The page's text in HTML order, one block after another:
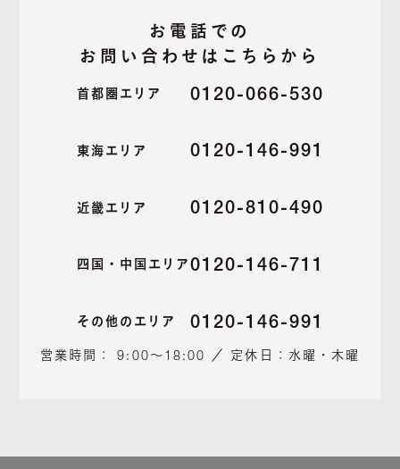
お電話での
お問い合わせはこちらから
首都圏エリア 0120-066-530
東海エリア 0120-146-991
近畿エリア 0120-810-490
四国・中国エリア 0120-146-711
その他のエリア 0120-146-991
営業時間： 9:00～18:00 ／ 定休日：水曜・木曜